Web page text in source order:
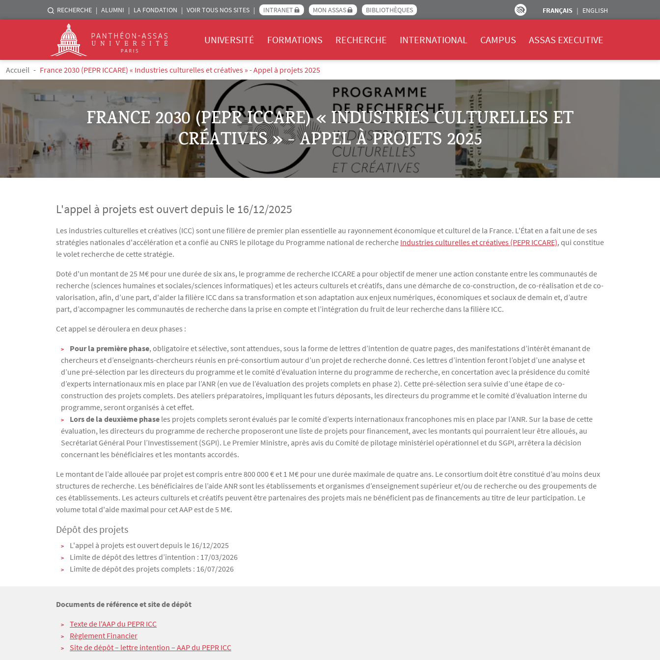
Aller au contenu principal
Menu liste sites Assas
RECHERCHE ALUMNI LA FONDATION VOIR TOUS NOS SITES INTRANET MON ASSAS BIBLIOTHÈQUES FRANÇAIS ENGLISH
Logo
UNIVERSITÉ FORMATIONS RECHERCHE INTERNATIONAL CAMPUS ASSAS EXECUTIVE
Fil d'Ariane
Accueil France 2030 (PEPR ICCARE) « Industries culturelles et créatives » - Appel à projets 2025
FRANCE 2030 (PEPR ICCARE) « INDUSTRIES CULTURELLES ET
CRÉATIVES » - APPEL À PROJETS 2025
L'appel à projets est ouvert depuis le 16/12/2025
Texte
Les industries culturelles et créatives (ICC) sont une filière de premier plan essentielle au rayonnement économique et culturel de la France. L'État en a fait une de ses
stratégies nationales d'accélération et a confié au CNRS le pilotage du Programme national de recherche Industries culturelles et créatives (PEPR ICCARE), qui constitue
le volet recherche de cette stratégie.
Doté d'un montant de 25 M€ pour une durée de six ans, le programme de recherche ICCARE a pour objectif de mener une action constante entre les communautés de
recherche (sciences humaines et sociales/sciences informatiques) et les acteurs culturels et créatifs, dans une démarche de co-construction, de co-réalisation et de co-
valorisation, afin, d’une part, d'aider la filière ICC dans sa transformation et son adaptation aux enjeux numériques, économiques et sociaux de demain et, d’autre
part, d’accompagner les communautés de recherche dans la prise en compte et l’intégration du fruit de leur recherche dans la filière ICC.
Cet appel se déroulera en deux phases :
Pour la première phase, obligatoire et sélective, sont attendues, sous la forme de lettres d’intention de quatre pages, des manifestations d’intérêt émanant de
chercheurs et d’enseignants-chercheurs réunis en pré-consortium autour d’un projet de recherche donné. Ces lettres d’intention feront l’objet d’une analyse et
d’une pré-sélection par les directeurs du programme et le comité d’évaluation interne du programme de recherche, en concertation avec la présidence du comité
d’experts internationaux mis en place par l’ANR (en vue de l’évaluation des projets complets en phase 2). Cette pré-sélection sera suivie d’une étape de co-
construction des projets complets. Des ateliers préparatoires, impliquant les futurs déposants, les directeurs du programme et le comité d’évaluation interne du
programme, seront organisés à cet effet.
Lors de la deuxième phase les projets complets seront évalués par le comité d’experts internationaux francophones mis en place par l’ANR. Sur la base de cette
évaluation, les directeurs du programme de recherche proposeront une liste de projets pour financement, avec les montants qui pourraient leur être alloués, au
Secrétariat Général Pour l’Investissement (SGPI). Le Premier Ministre, après avis du Comité de pilotage ministériel opérationnel et du SGPI, arrêtera la décision
concernant les bénéficiaires et les montants accordés.
Le montant de l’aide allouée par projet est compris entre 800 000 € et 1 M€ pour une durée maximale de quatre ans. Le consortium doit être constitué d’au moins deux
structures de recherche. Les bénéficiaires de l’aide ANR sont les établissements et organismes d’enseignement supérieur et/ou de recherche ou des groupements de
ces établissements. Les acteurs culturels et créatifs peuvent être partenaires des projets mais ne bénéficient pas de financements au titre de leur participation. Le
volume total d'aide maximal pour cet AAP est de 5 M€.
Dépôt des projets
L'appel à projets est ouvert depuis le 16/12/2025
Limite de dépôt des lettres d’intention : 17/03/2026
Limite de dépôt des projets complets : 16/07/2026
Texte
Documents de référence et site de dépôt
Texte de l'AAP du PEPR ICC
Règlement Financier
Site de dépôt – lettre intention – AAP du PEPR ICC